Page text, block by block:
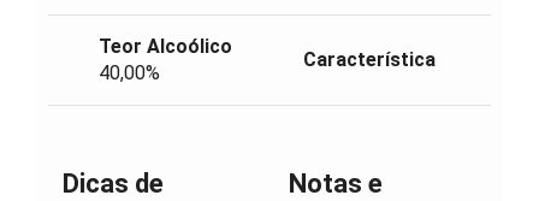
Teor Alcoólico
40,00%
Característica
Dicas de
Notas e